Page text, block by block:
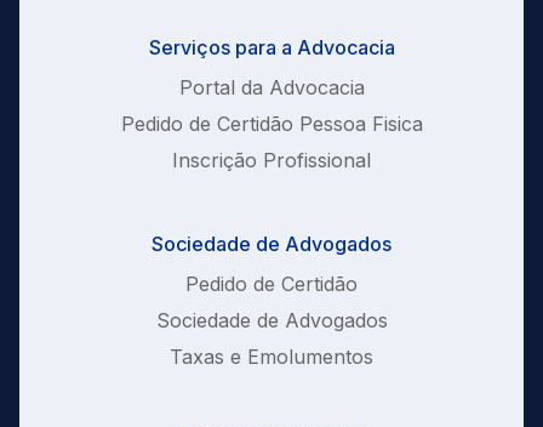
Serviços para a Advocacia
Portal da Advocacia
Pedido de Certidão Pessoa Fisica
Inscrição Profissional
Sociedade de Advogados
Pedido de Certidão
Sociedade de Advogados
Taxas e Emolumentos